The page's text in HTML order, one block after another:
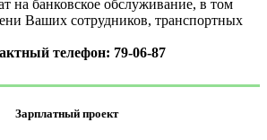
на банковское обслуживание, в том
Ваших сотрудников, транспортных
телефон: 79-06-87
Зарплатный проект